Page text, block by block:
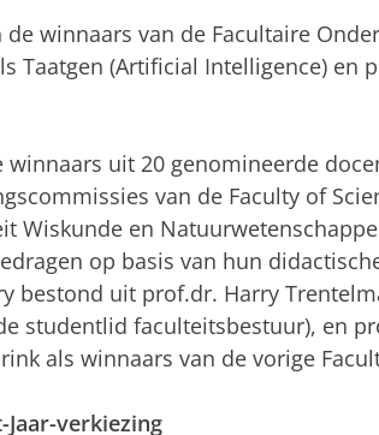
winnaars van de Facultaire
Taatgen (Artificial Intelligence) en
winnaars uit 20 genomineerde
van de Faculty of
Wiskunde en
op basis van hun
bestond uit prof.dr. Harry
studentlid faculteitsbestuur), en
als winnaars van de vorige
Jaar-verkiezing